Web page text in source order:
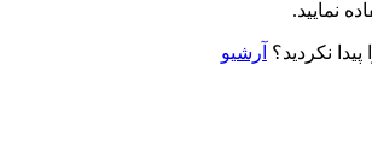
آرشیو